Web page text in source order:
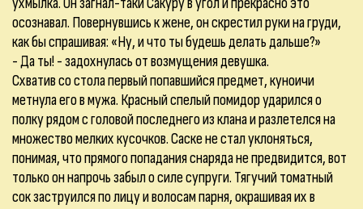
осознавал. Повернувшись к жене, он скрестил руки на груди,
как бы спрашивая: «Ну, и что ты будешь делать дальше?»
- Да ты! - задохнулась от возмущения девушка.
Схватив со стола первый попавшийся предмет, куноичи
метнула его в мужа. Красный спелый помидор ударился о
полку рядом с головой последнего из клана и разлетелся на
множество мелких кусочков. Саске не стал уклоняться,
понимая, что прямого попадания снаряда не предвидится, вот
только он напрочь забыл о силе супруги. Тягучий томатный
сок заструился по лицу и волосам парня, окрашивая их в